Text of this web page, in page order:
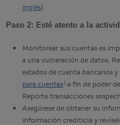
inglés).
Paso 2: Esté atento a la
Monitorear sus cuentas es
a una vulneración de datos.
estados de cuenta bancarios
para cuentas
Nota al pie 11a fin de poder
Reporte transacciones
Asegúrese de obtener su
información crediticia y